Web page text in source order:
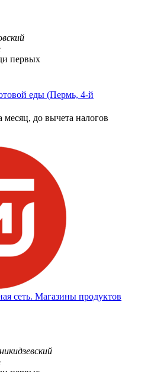
первых
еды (Пермь, 4-й
месяц, до вычета налогов
сеть. Магазины продуктов